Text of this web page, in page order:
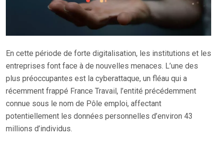
En cette période de forte digitalisation, les institutions et les
entreprises font face à de nouvelles menaces. L’une des
plus préoccupantes est la cyberattaque, un fléau qui a
récemment frappé France Travail, l’entité précédemment
connue sous le nom de Pôle emploi, affectant
potentiellement les données personnelles d’environ 43
millions d’individus.